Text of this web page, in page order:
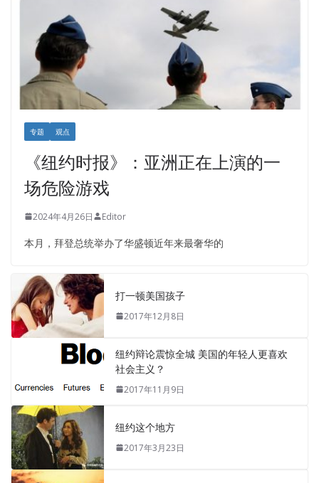
专题 观点
《纽约时报》：亚洲正在上演的一
场危险游戏
2024年4月26日 Editor
本月，拜登总统举办了华盛顿近年来最奢华的
打一顿美国孩子
2017年12月8日
纽约辩论震惊全城 美国的年轻人更喜欢
社会主义？
2017年11月9日
纽约这个地方
2017年3月23日